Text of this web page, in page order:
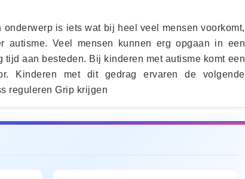
is iets wat bij heel veel mensen voorkomt,
autisme. Veel mensen kunnen erg opgaan in een
tijd aan besteden. Bij kinderen met autisme komt een
Kinderen met dit gedrag ervaren de volgende
reguleren Grip krijgen